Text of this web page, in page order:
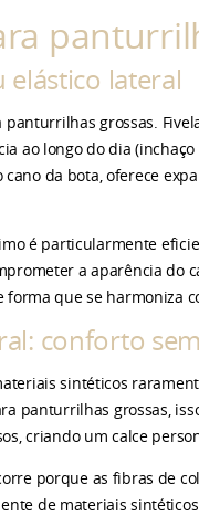
elástico lateral
grossas.
ao longo do dia
da bota, oferece
é particularmente
a aparência do
que se harmoniza
conforto
sintéticos
panturrilhas grossas,
criando um calce
porque as fibras de
de materiais